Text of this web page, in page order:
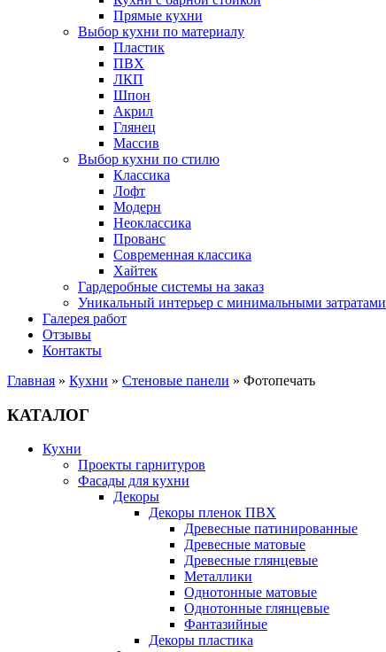
Прямые кухни
Выбор кухни по материалу
Пластик
ПВХ
ЛКП
Шпон
Акрил
Глянец
Массив
Выбор кухни по стилю
Классика
Лофт
Модерн
Неоклассика
Прованс
Современная классика
Хайтек
Гардеробные системы на заказ
Уникальный интерьер с минимальными затратами
Галерея работ
Отзывы
Контакты
Главная » Кухни » Стеновые панели » Фотопечать
КАТАЛОГ
Кухни
Проекты гарнитуров
Фасады для кухни
Декоры
Декоры пленок ПВХ
Древесные патинированные
Древесные матовые
Древесные глянцевые
Металлики
Однотонные матовые
Однотонные глянцевые
Фантазийные
Декоры пластика